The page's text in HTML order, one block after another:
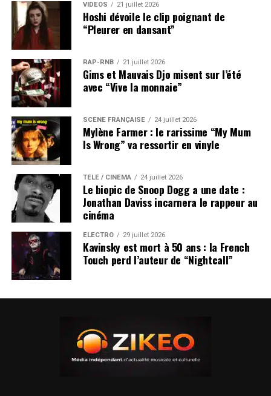
VIDEOS 21 juillet 2026
Hoshi dévoile le clip poignant de
“Pleurer en dansant”
RAP-RNB 21 juillet 2026
Gims et Mauvais Djo misent sur l’été
avec “Vive la monnaie”
SCÈNE FRANÇAISE 24 juillet 2026
Mylène Farmer : le rarissime “My Mum
Is Wrong” va ressortir en vinyle
TÉLÉ / CINÉMA 24 juillet 2026
Le biopic de Snoop Dogg a une date :
Jonathan Daviss incarnera le rappeur au
cinéma
ÉLECTRO 29 juillet 2026
Kavinsky est mort à 50 ans : la French
Touch perd l’auteur de “Nightcall”